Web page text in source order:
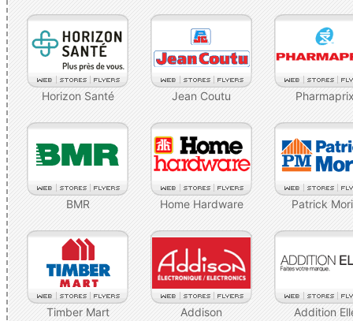
Horizon Santé Jean Coutu
BMR Home Hardware Patrick
Timber Mart Addison Addition